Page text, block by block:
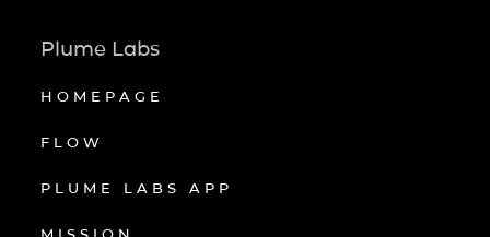
Plume Labs
HOMEPAGE
FLOW
PLUME LABS APP